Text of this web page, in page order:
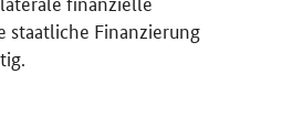
staatliche Finanzierung